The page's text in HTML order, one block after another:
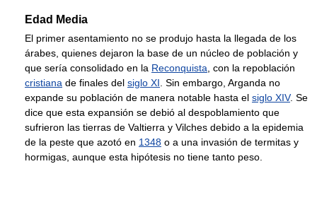
Edad Media
El primer asentamiento no se produjo hasta la llegada de los
árabes, quienes dejaron la base de un núcleo de población y
que sería consolidado en la Reconquista, con la repoblación
cristiana de finales del siglo XI. Sin embargo, Arganda no
expande su población de manera notable hasta el siglo XIV. Se
dice que esta expansión se debió al despoblamiento que
sufrieron las tierras de Valtierra y Vilches debido a la epidemia
de la peste que azotó en 1348 o a una invasión de termitas y
hormigas, aunque esta hipótesis no tiene tanto peso.